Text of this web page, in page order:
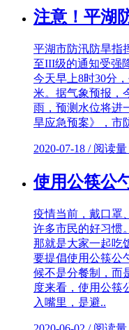
注意！平湖
平湖市防汛防旱指
至III级的通知受强
今天早上8时30分
米。据气象预报，
雨，预测水位将进
旱应急预案》，市
2020-07-18 / 阅读
使用公筷公
疫情当前，戴口罩
许多市民的好习惯
那就是大家一起吃
要提倡使用公筷公
候不是分餐制，而
度来看，使用公筷
入嘴里，是避..